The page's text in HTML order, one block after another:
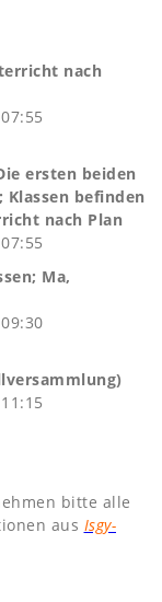
nach
ersten beiden
befinden
nach Plan
Ma,
bitte alle
aus Isgy-